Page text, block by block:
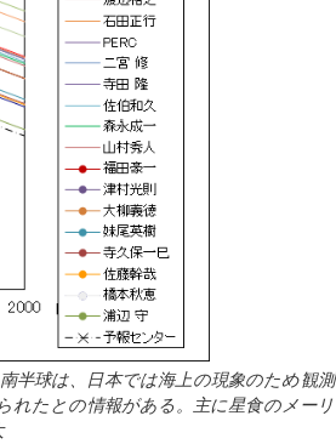
半球は、日本では海上の現象のため観測
れたとの情報がある。主に星食のメーリ